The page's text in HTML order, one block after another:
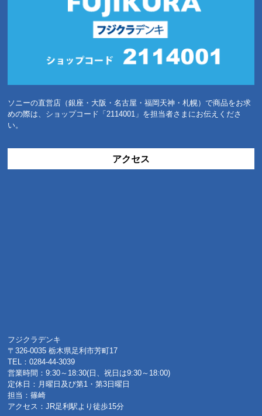
ソニーの直営店（銀座・大阪・名古屋・福岡天神・札幌）で商品をお求
めの際は、ショップコード「2114001」を担当者さまにお伝えくださ
い。
アクセス
フジクラデンキ
〒326-0035 栃木県足利市芳町17
TEL：0284-44-3039
営業時間：9:30～18:30(日、祝日は9:30～18:00)
定休日：月曜日及び第1・第3日曜日
担当：篠崎
アクセス：JR足利駅より徒歩15分